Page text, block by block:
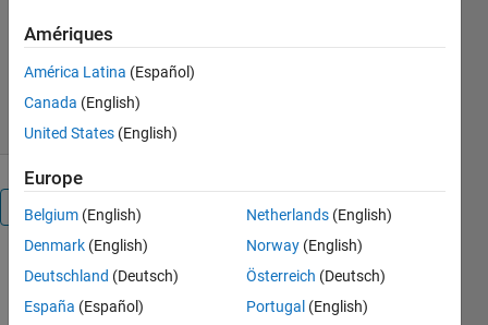
Version 1.0.9.0
26 téléchargements
Présentation
The
targETEd
Amériques
América Latina (Español)
Canada (English)
United States (English)
Europe
Belgium (English)
Denmark (English)
Deutschland (Deutsch)
España (Español)
Netherlands (English)
Norway (English)
Österreich (Deutsch)
Portugal (English)